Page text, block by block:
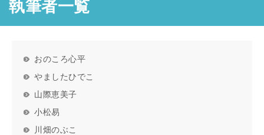
執筆者一覧
おのころ心平
やましたひでこ
山際恵美子
小松易
川畑のぶこ